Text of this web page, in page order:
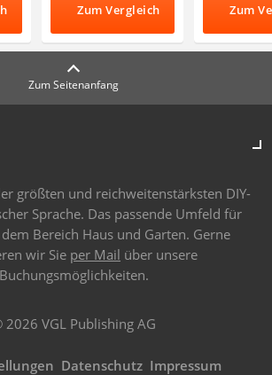
Zum Vergleich Zum
Zum Seitenanfang
größten und reichweitenstärksten DIY-
Sprache. Das passende Umfeld für
Bereich Haus und Garten. Gerne
wir Sie per Mail über unsere
Buchungsmöglichkeiten.
2026 VGL Publishing AG
Datenschutz Impressum